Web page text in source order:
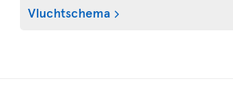
Vluchtschema